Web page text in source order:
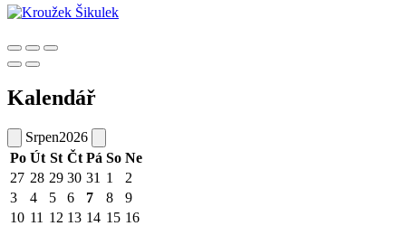
Kalendář
Srpen2026
Po Út St Čt Pá So Ne
27 28 29 30 31 1
2
3
4 5 6 7 8
9
10 11 12 13 14 15 16